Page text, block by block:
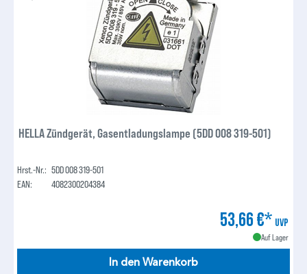
HELLA Zündgerät, Gasentladungslampe (5DD 008 319-501)
Hrst.-Nr.: 5DD 008 319-501
EAN:
4082300204384
53,66 €* UVP
Auf Lager
In den Warenkorb